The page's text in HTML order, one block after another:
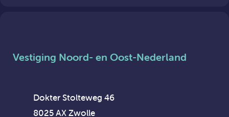
Vestiging Noord- en Oost-Nederland
Dokter Stolteweg 46
8025 AX Zwolle